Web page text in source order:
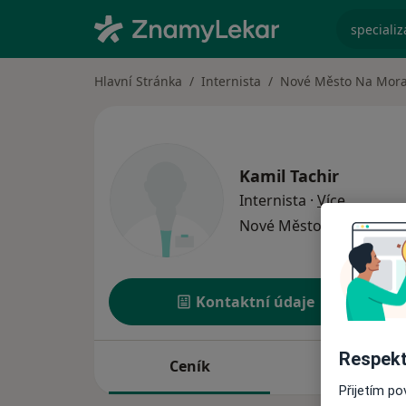
Hlavní Stránka Internista Nové Město Na
Kamil Tachir
Internista · Víceo
Nové Město na Moravě
Kontaktní údaje
Ceník Adresy
Přijetím